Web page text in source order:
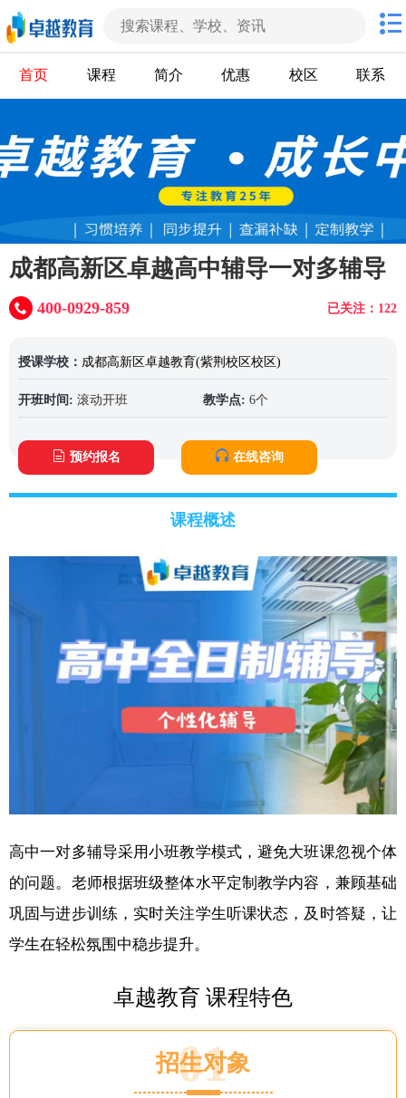
首页 课程 简介 优惠 校区 联系
成都高新区卓越高中辅导一对多辅导
已关注：122
400-0929-859
授课学校： 成都高新区卓越教育(紫荆校区校区)
开班时间: 滚动开班 教学点: 6个
预约报名 在线咨询
课程概述
高中一对多辅导采用小班教学模式，避免大班课忽视个体
的问题。老师根据班级整体水平定制教学内容，兼顾基础
巩固与进步训练，实时关注学生听课状态，及时答疑，让
学生在轻松氛围中稳步提升。
卓越教育 课程特色
招生对象
01